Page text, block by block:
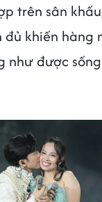
trên sân
đủ khiến hàng
như được